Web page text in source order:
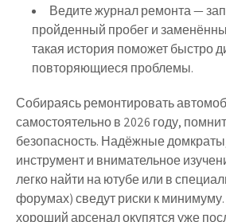
Ведите журнал ремонта—
пройденный пробег и
такая история поможет быстро
повторяющиеся проблемы.
Собираясь ремонтировать
самостоятельно в 2026 году,
безопасность. Надёжные
инструмент и внимательное
легко найти на ютубе или в
форумах) сведут риски к
хороший арсенал окупятся уже